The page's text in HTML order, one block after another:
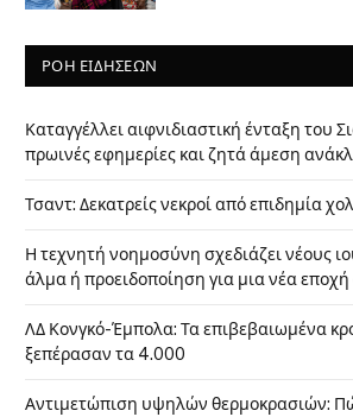
ΡΟΗ ΕΙΔΗΣΕΩΝ
Καταγγέλλει αιφνιδιαστική ένταξη του
πρωινές εφημερίες και ζητά άμεση
Τσαντ: Δεκατρείς νεκροί από επιδημία
Η τεχνητή νοημοσύνη σχεδιάζει νέους
άλμα ή προειδοποίηση για μια νέα εποχή
ΛΔ Κονγκό-Έμπολα: Τα επιβεβαιωμένα
ξεπέρασαν τα 4.000
Αντιμετώπιση υψηλών θερμοκρασιών: